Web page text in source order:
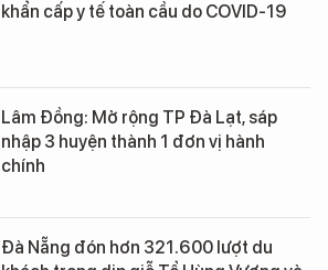
khẩn cấp y tế toàn cầu do COVID-19
Lâm Đồng: Mở rộng TP Đà Lạt, sáp
nhập 3 huyện thành 1 đơn vị hành
chính
Đà Nẵng đón hơn 321.600 lượt du